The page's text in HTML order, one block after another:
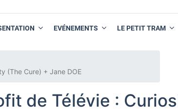
EVÉNEMENTS LE PETIT TRAM
(The Cure) + Jane DOE
de Télévie :